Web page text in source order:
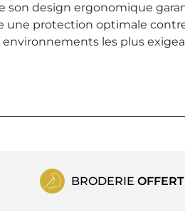
design ergonomique
protection optimale
les plus
BRODERIE